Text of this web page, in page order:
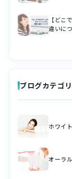
【どこ
違いに
ブログカテゴ
ホワイ
オーラ